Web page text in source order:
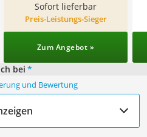
Sofort lieferbar
Preis-Leistungs-Sieger
Zum Angebot »
bei *
und Bewertung